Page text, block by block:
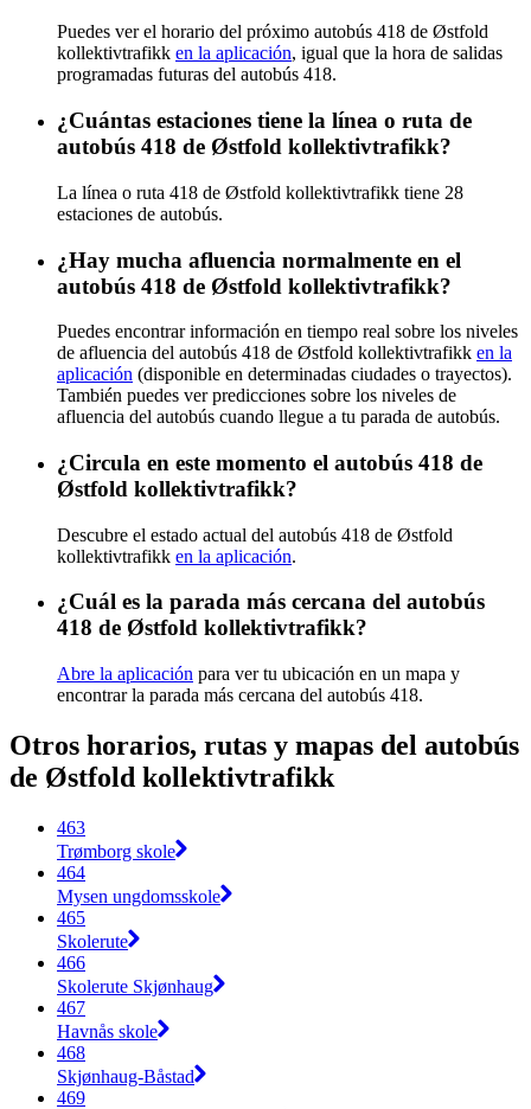
Puedes ver el horario del próximo autobús 418 de Østfold
kollektivtrafikk en la aplicación, igual que la hora de salidas
programadas futuras del autobús 418.
¿Cuántas estaciones tiene la línea o ruta de
autobús 418 de Østfold kollektivtrafikk?
La línea o ruta 418 de Østfold kollektivtrafikk tiene 28
estaciones de autobús.
¿Hay mucha afluencia normalmente en el
autobús 418 de Østfold kollektivtrafikk?
Puedes encontrar información en tiempo real sobre los niveles
de afluencia del autobús 418 de Østfold kollektivtrafikk en la
aplicación (disponible en determinadas ciudades o trayectos).
También puedes ver predicciones sobre los niveles de
afluencia del autobús cuando llegue a tu parada de autobús.
¿Circula en este momento el autobús 418 de
Østfold kollektivtrafikk?
Descubre el estado actual del autobús 418 de Østfold
kollektivtrafikk en la aplicación.
¿Cuál es la parada más cercana del autobús
418 de Østfold kollektivtrafikk?
Abre la aplicación para ver tu ubicación en un mapa y
encontrar la parada más cercana del autobús 418.
Otros horarios, rutas y mapas del autobús
de Østfold kollektivtrafikk
463
Trømborg skole
464
Mysen ungdomsskole
465
Skolerute
466
Skolerute Skjønhaug
467
Havnås skole
468
Skjønhaug-Båstad
469